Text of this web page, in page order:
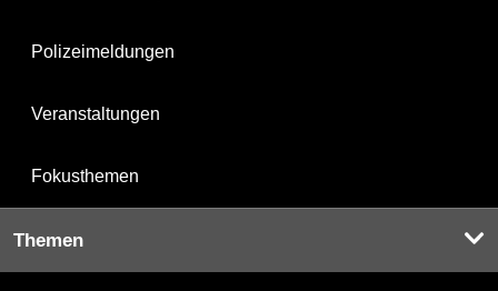
Polizeimeldungen
Veranstaltungen
Fokusthemen
Themen